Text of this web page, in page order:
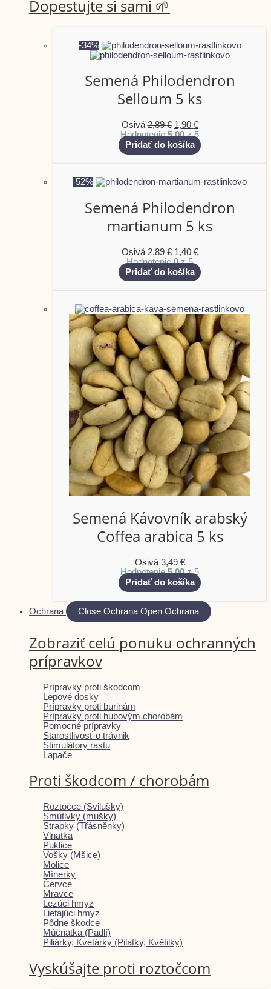
Dopestujte si sami 🌱
-34%
Semená Philodendron
Selloum 5 ks
Osivá2,89€ 1,90 €
Hodnotenie5.00z 5
Pridať do košíka
-52%
Semená Philodendron
martianum 5 ks
Osivá2,89€ 1,40 €
Hodnotenie0z 5
Pridať do košíka
Semená Kávovník arabský
Coffea arabica 5 ks
Osivá3,49 €
Hodnotenie5.00z 5
Pridať do košíka
Ochrana Close Ochrana Open Ochrana
Zobraziť celú ponuku ochranných
prípravkov
Prípravky proti škodcom
Lepové dosky
Prípravky proti burinám
Prípravky proti hubovým chorobám
Pomocné prípravky
Starostlivosť o trávnik
Stimulátory rastu
Lapače
Proti škodcom / chorobám
Roztočce (Svilušky)
Smútivky (mušky)
Strapky (Třásněnky)
Vlnatka
Puklice
Vošky (Mšice)
Molice
Mínerky
Červce
Mravce
Lezúci hmyz
Lietajúci hmyz
Pôdne škodce
Múčnatka (Padlí)
Piliárky, Kvetárky (Pilatky, Květilky)
Vyskúšajte proti roztočcom